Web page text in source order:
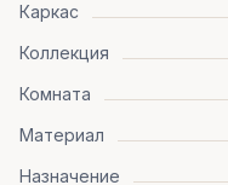
Каркас
Коллекция
Комната
Материал
Назначение